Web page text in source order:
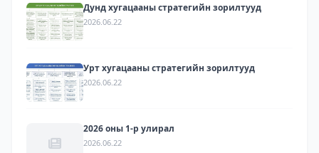
Дунд хугацааны стратегийн зорилтууд
2026.06.22
Урт хугацааны стратегийн зорилтууд
2026.06.22
2026 оны 1-р улирал
2026.06.22